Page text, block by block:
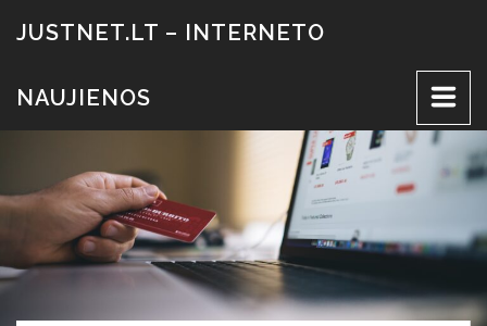
prieJUSTNET.LT – INTERNETO
NAUJIENOS